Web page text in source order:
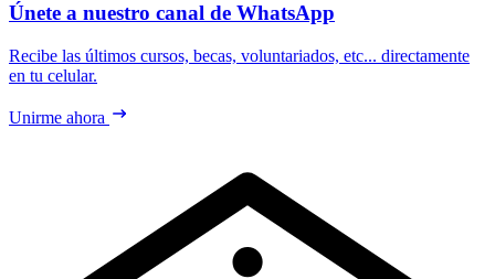
Únete a nuestro canal de WhatsApp
Recibe las últimos cursos, becas, voluntariados, etc... directamente
en tu celular.
Unirme ahora